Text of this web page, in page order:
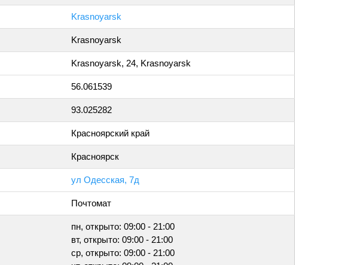
Krasnoyarsk
Krasnoyarsk
Krasnoyarsk, 24, Krasnoyarsk
56.061539
93.025282
Красноярский край
Красноярск
ул Одесская, 7д
Почтомат
пн, открыто: 09:00 - 21:00
вт, открыто: 09:00 - 21:00
ср, открыто: 09:00 - 21:00